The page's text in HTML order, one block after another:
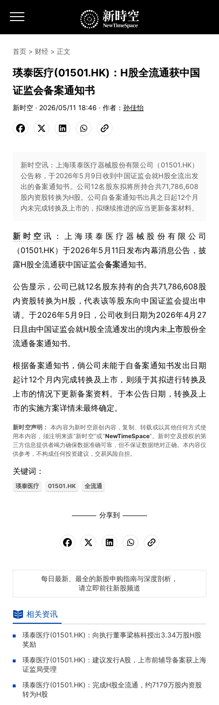
首页 > 财经 > 正文
瑛泰医疗(01501.HK)：H股全流通获中国
证监会备案通知书
新时空 · 2026/05/11 18:46 · 作者： 孙佳怡
新时空讯：上海瑛泰医疗器械股份有限公司（01501.HK）
公告称，于2026年5月9日收到中国证监会就H股全流出发
出的备案通知书。公司12名股东拟将所持合共71,786,608
股内资股转换为H股。公司自备案通知书出具之日起12个月
内未完成转换及上市的，拟继续推进的应当更新备案材料。
新时空讯：上海瑛泰医疗器械股份有限公司
（01501.HK）于2026年5月11日发布内幕消息公告，披
露H股全流通获中国证监会备案通知书。
公告显示，公司已就12名股东持有的合共71,786,608股
内资股转换为H股，代表该等股东向中国证监会提出申
请。于2026年5月9日，公司收到日期为2026年4月27
日且由中国证监会就H股全流通发出的境内未上市股份全
流通备案通知书。
根据备案通知书，倘公司未能于自备案通知书发出日期
起计12个月内完成转换及上市，则须于其拟进行转换及
上市的情况下更新备案资料。于本公告日期，转换及上
市的实施方案详情未最终确定。
新时空声明： 本内容为新时空原创内容，复制、转载或以其他任何方式使
用本内容，须注明来源“新时空”或“NewTimeSpace”。新时空及授权的第
三方信息提供者竭力确保数据准确可靠，但不保证数据绝对正确。本內容仅
供参考，不构成任何投资建议，交易风险自担。
关键词：
瑛泰医疗 01501.HK 全流通
分享到
每日最新、最全的新股申购指南与深度剖析，
请立即前往新股频道
相关资讯
瑛泰医疗(01501.HK)：向执行董事梁栋科授出3.34万股H股
奖励
瑛泰医疗(01501.HK)：建议发行A股，上市前辅导备案获上海
证监局受理
瑛泰医疗(01501.HK)：完成H股全流通，约7179万股内资股
转为H股